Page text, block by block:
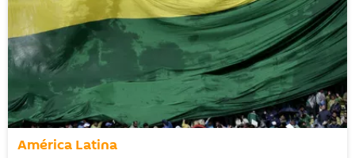
América Latina